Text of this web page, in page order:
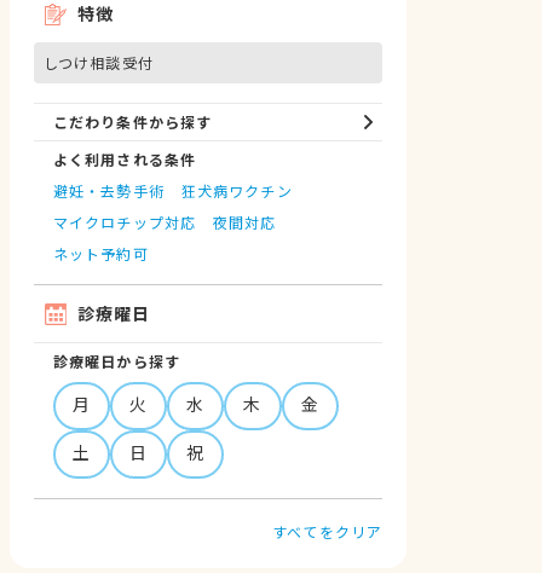
特徴
しつけ相談受付
こだわり条件から探す
よく利用される条件
避妊・去勢手術
狂犬病ワクチン
マイクロチップ対応
夜間対応
ネット予約可
診療曜日
診療曜日から探す
月 火 水 木
金
土
日 祝
すべてをクリア